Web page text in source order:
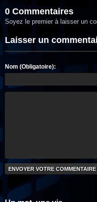
0 Commentaires
Soyez le premier à laisser un
Laisser un
Nom (Obligatoire):